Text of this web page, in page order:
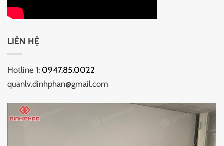
LIÊN HỆ
Hotline 1: 0947.85.0022
quanlv.dinhphan@gmail.com